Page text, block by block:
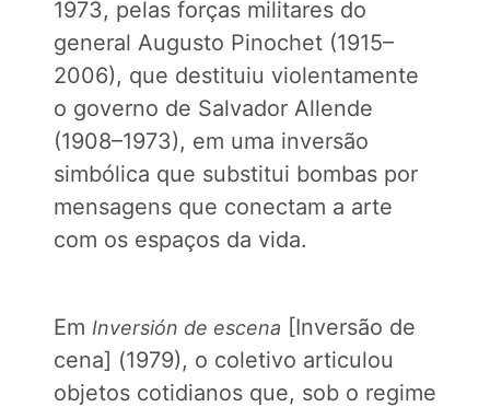
1973, pelas forças militares do
general Augusto Pinochet (1915–
2006), que destituiu violentamente
o governo de Salvador Allende
(1908–1973), em uma inversão
simbólica que substitui bombas por
mensagens que conectam a arte
com os espaços da vida.
Em Inversión de escena [Inversão de
cena] (1979), o coletivo articulou
objetos cotidianos que, sob o regime